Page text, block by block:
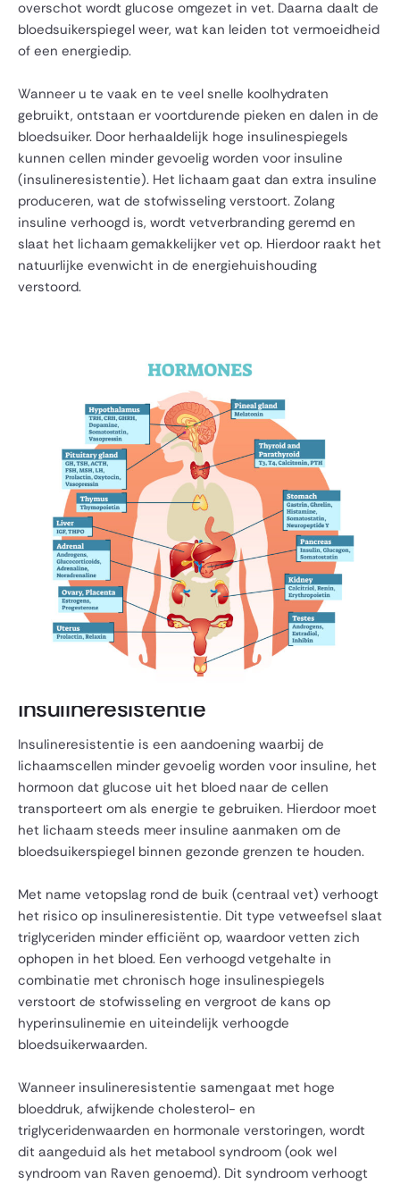
overschot wordt glucose omgezet in vet. Daarna daalt de
bloedsuikerspiegel weer, wat kan leiden tot vermoeidheid
of een energiedip.
Wanneer u te vaak en te veel snelle koolhydraten
gebruikt, ontstaan er voortdurende pieken en dalen in de
bloedsuiker. Door herhaaldelijk hoge insulinespiegels
kunnen cellen minder gevoelig worden voor insuline
(insulineresistentie). Het lichaam gaat dan extra insuline
produceren, wat de stofwisseling verstoort. Zolang
insuline verhoogd is, wordt vetverbranding geremd en
slaat het lichaam gemakkelijker vet op. Hierdoor raakt het
natuurlijke evenwicht in de energiehuishouding
verstoord.
Insulineresistentie
Insulineresistentie is een aandoening waarbij de
lichaamscellen minder gevoelig worden voor insuline, het
hormoon dat glucose uit het bloed naar de cellen
transporteert om als energie te gebruiken. Hierdoor moet
het lichaam steeds meer insuline aanmaken om de
bloedsuikerspiegel binnen gezonde grenzen te houden.
Met name vetopslag rond de buik (centraal vet) verhoogt
het risico op insulineresistentie. Dit type vetweefsel slaat
triglyceriden minder efficiënt op, waardoor vetten zich
ophopen in het bloed. Een verhoogd vetgehalte in
combinatie met chronisch hoge insulinespiegels
verstoort de stofwisseling en vergroot de kans op
hyperinsulinemie en uiteindelijk verhoogde
bloedsuikerwaarden.
Wanneer insulineresistentie samengaat met hoge
bloeddruk, afwijkende cholesterol- en
triglyceridenwaarden en hormonale verstoringen, wordt
dit aangeduid als het metabool syndroom (ook wel
syndroom van Raven genoemd). Dit syndroom verhoogt